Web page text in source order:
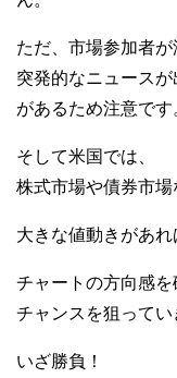
ただ、市場参加者が
突発的なニュース
があるため注意です
そして米国では、
株式市場や債券市場
大きな値動きがあれ
チャートの方向感を
チャンスを狙ってい
いざ勝負！